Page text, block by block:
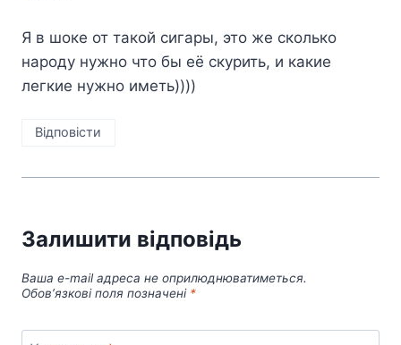
Я в шоке от такой сигары, это же сколько
народу нужно что бы её скурить, и какие
легкие нужно иметь))))
Відповіcти
Залишити відповідь
Ваша e-mail адреса не оприлюднюватиметься.
Обов’язкові поля позначені *